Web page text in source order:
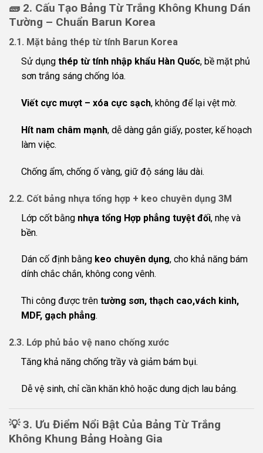
🧱 2. Cấu Tạo Bảng Từ Trắng Không Khung Dán
Tường – Chuẩn Barun Korea
2.1. Mặt bảng thép từ tính Barun Korea
Sử dụng thép từ tính nhập khẩu Hàn Quốc, bề mặt phủ
sơn trắng sáng chống lóa.
Viết cực mượt – xóa cực sạch, không để lại vệt mờ.
Hít nam châm mạnh, dễ dàng gắn giấy, poster, kế hoạch
làm việc.
Chống ẩm, chống ố vàng, giữ độ sáng lâu dài.
2.2. Cốt bảng nhựa tổng hợp + keo chuyên dụng 3M
Lớp cốt bằng nhựa tổng Hợp phẳng tuyệt đối, nhẹ và
bền.
Dán cố định bằng keo chuyên dụng, cho khả năng bám
dính chắc chắn, không cong vênh.
Thi công được trên tường sơn, thạch cao,vách kinh,
MDF, gạch phẳng.
2.3. Lớp phủ bảo vệ nano chống xước
Tăng khả năng chống trầy và giảm bám bụi.
Dễ vệ sinh, chỉ cần khăn khô hoặc dung dịch lau bảng.
💡3. Ưu Điểm Nổi Bật Của Bảng Từ Trắng
Không Khung Bảng Hoàng Gia